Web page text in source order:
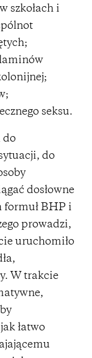
szkołach i
seksu.
do
do
dosłowne
formuł BHP i
prowadzi,
uruchomiło
W trakcie
łatwo